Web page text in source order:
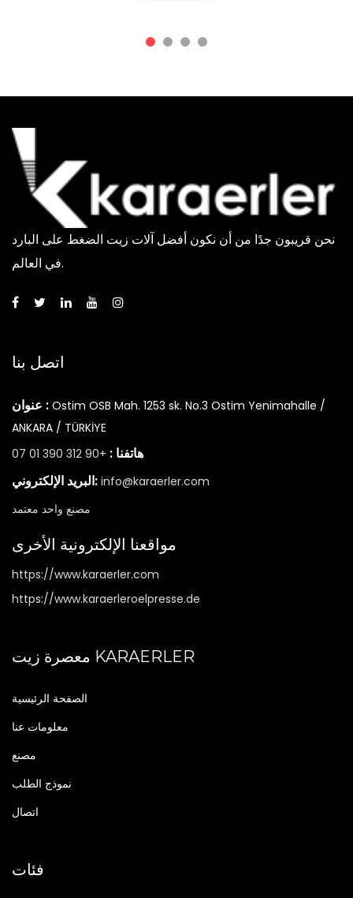
نحن قريبون جدًا من أن نكون أفضل آلات زيت الضغط على البارد
في العالم.
اتصل بنا
عنوان : Ostim OSB Mah. 1253 sk. No.3 Ostim Yenimahalle /
ANKARA / TÜRKİYE
هاتفنا : +90 312 390 01 07
البريد الإلكتروني: info@karaerler.com
مصنع واحد معتمد
مواقعنا الإلكترونية الأخرى
https://www.karaerler.com
https://www.karaerleroelpresse.de
معصرة زيت KARAERLER
الصفحة الرئيسية
معلومات عنا
مصنع
نموذج الطلب
اتصال
فئات